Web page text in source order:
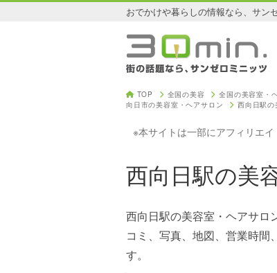
おでかけや暮らしの情報なら、サン
TOP 全国の美容 全国の美容室・
向日市の美容室・ヘアサロン
西向日駅の
※本サイトは一部にアフィリエイ
西向日駅の美
西向日駅の美容室・ヘアサロ
コミ、写真、地図、営業時
す。